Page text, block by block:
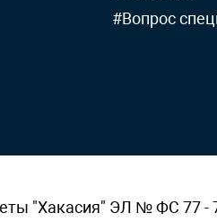
#Вопрос
"Хакасия" ЭЛ № ФС 77 -